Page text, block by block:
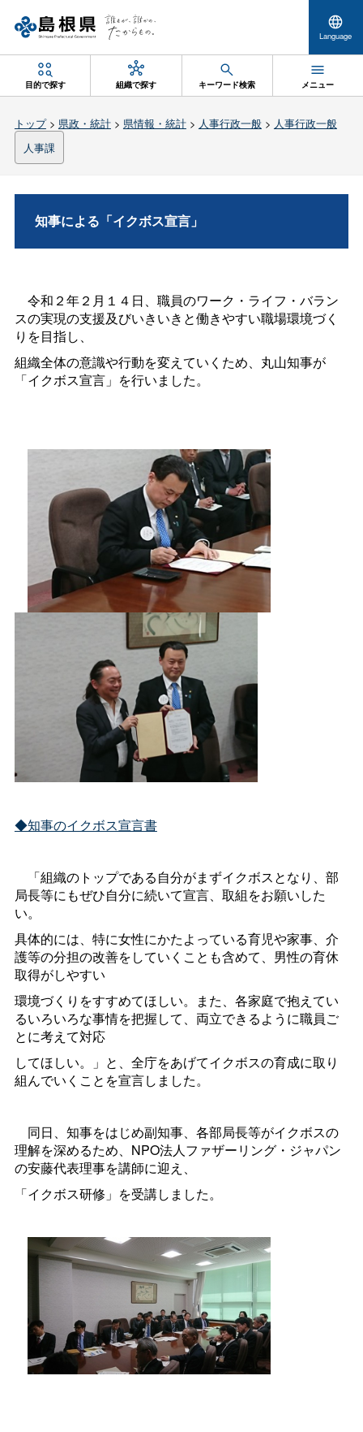
Language
目的で探す 組織で探す キーワード検索 メニュー
トップ> 県政・統計> 県情報・統計> 人事行政一般> 人事行政一般
人事課
知事による「イクボス宣言」
令和２年２月１４日、職員のワーク・ライフ・バラン
スの実現の支援及びいきいきと働きやすい職場環境づく
りを目指し、
組織全体の意識や行動を変えていくため、丸山知事が
「イクボス宣言」を行いました。
◆知事のイクボス宣言書
「組織のトップである自分がまずイクボスとなり、部
局長等にもぜひ自分に続いて宣言、取組をお願いした
い。
具体的には、特に女性にかたよっている育児や家事、介
護等の分担の改善をしていくことも含めて、男性の育休
取得がしやすい
環境づくりをすすめてほしい。また、各家庭で抱えてい
るいろいろな事情を把握して、両立できるように職員ご
とに考えて対応
してほしい。」と、全庁をあげてイクボスの育成に取り
組んでいくことを宣言しました。
同日、知事をはじめ副知事、各部局長等がイクボスの
理解を深めるため、NPO法人ファザーリング・ジャパン
の安藤代表理事を講師に迎え、
「イクボス研修」を受講しました。